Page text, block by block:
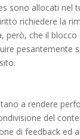
sono allocati nel
richiedere la
però, che il
pesantemente
a rendere
del
di feedback ed